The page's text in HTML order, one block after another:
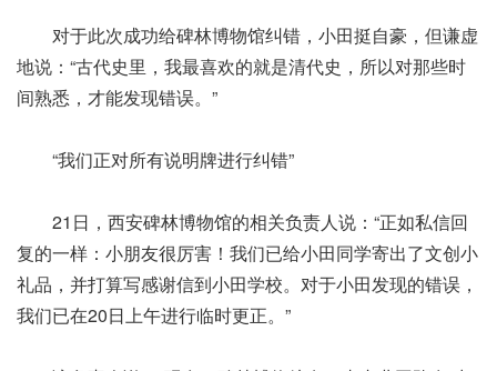
对于此次成功给碑林博物馆纠错，小田挺自豪，但谦虚
地说：“古代史里，我最喜欢的就是清代史，所以对那些时
间熟悉，才能发现错误。”
“我们正对所有说明牌进行纠错”
21日，西安碑林博物馆的相关负责人说：“正如私信回
复的一样：小朋友很厉害！我们已给小田同学寄出了文创小
礼品，并打算写感谢信到小田学校。对于小田发现的错误，
我们已在20日上午进行临时更正。”